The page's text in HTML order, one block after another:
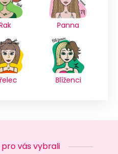
Panna
Blíženci
vás vybrali